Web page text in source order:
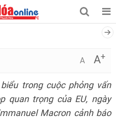
A A+
trong cuộc phỏng vấn
quan trọng của EU, ngày
Macron cảnh báo